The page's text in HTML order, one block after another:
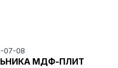
07-08
МДФ-ПЛИТ